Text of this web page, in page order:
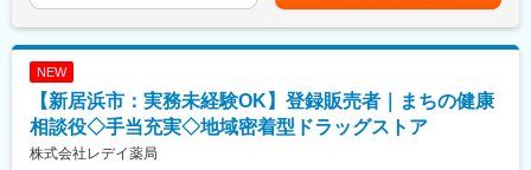
■安定した経営基盤のもと、長期的なキャリア形成が可能：
ツルハグループの一員として安定した基盤があり、腰を据えてキ
■労働組合があるので、安心して長く働ける仕組みがある：
職場での困りごとや意見を、労働組合を通じて会社に届けること
ができ、声を上げやすい環境があります。
・売上・数値管理の補助
・スタッフのサポート業務
☆経験や適性に応じて、将来的にはスタッフの育成、
だく可能性があります。
＼仕事のやりがい／
レデイ薬局は、地域に密着したドラッグストアとして、
NEW
【新居浜市：実務未経験OK】登録販売者｜まちの健康
相談役◇手当充実◇地域密着型ドラッグストア
株式会社レデイ薬局